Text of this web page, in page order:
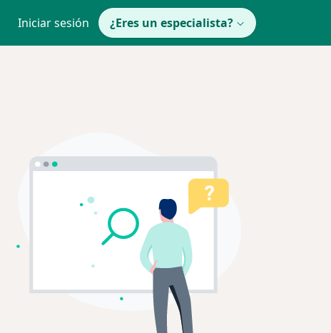
Iniciar sesión ¿Eres un especialista?